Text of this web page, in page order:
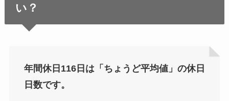
い？
年間休日116日は「ちょうど平均値」の休日
日数です。